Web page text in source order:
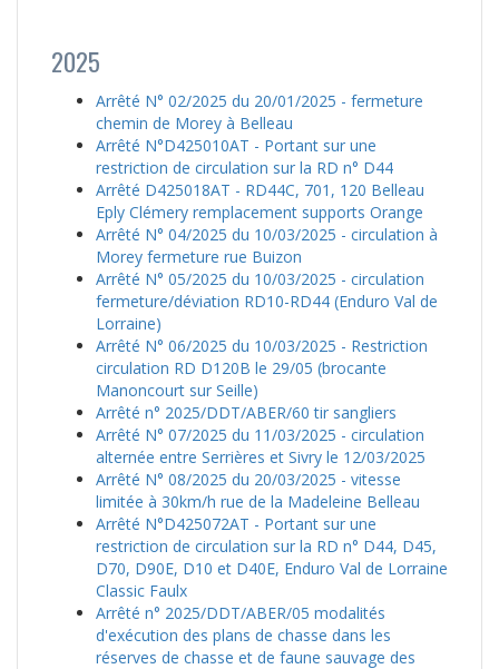
2025
Arrêté N° 02/2025 du 20/01/2025 - fermeture
chemin de Morey à Belleau
Arrêté N°D425010AT - Portant sur une
restriction de circulation sur la RD n° D44
Arrêté D425018AT - RD44C, 701, 120 Belleau
Eply Clémery remplacement supports Orange
Arrêté N° 04/2025 du 10/03/2025 - circulation à
Morey fermeture rue Buizon
Arrêté N° 05/2025 du 10/03/2025 - circulation
fermeture/déviation RD10-RD44 (Enduro Val de
Lorraine)
Arrêté N° 06/2025 du 10/03/2025 - Restriction
circulation RD D120B le 29/05 (brocante
Manoncourt sur Seille)
Arrêté n° 2025/DDT/ABER/60 tir sangliers
Arrêté N° 07/2025 du 11/03/2025 - circulation
alternée entre Serrières et Sivry le 12/03/2025
Arrêté N° 08/2025 du 20/03/2025 - vitesse
limitée à 30km/h rue de la Madeleine Belleau
Arrêté N°D425072AT - Portant sur une
restriction de circulation sur la RD n° D44, D45,
D70, D90E, D10 et D40E, Enduro Val de Lorraine
Classic Faulx
Arrêté n° 2025/DDT/ABER/05 modalités
d'exécution des plans de chasse dans les
réserves de chasse et de faune sauvage des